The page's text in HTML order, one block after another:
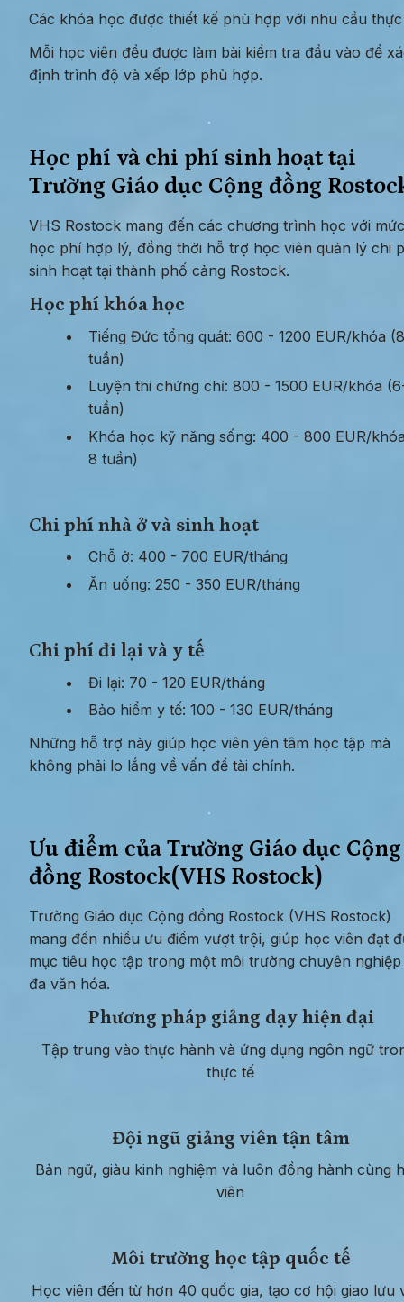
Các khóa học được thiết kế phù hợp với nhu cầu
Mỗi học viên đều được làm bài kiểm tra đầu vào để
định trình độ và xếp lớp phù hợp.
Học phí và chi phí sinh hoạt tại
Trường Giáo dục Cộng đồng
VHS Rostock mang đến các chương trình học với mức
học phí hợp lý, đồng thời hỗ trợ học viên quản lý chi
sinh hoạt tại thành phố cảng Rostock.
Học phí khóa học
Tiếng Đức tổng quát: 600 - 1200 EUR/khóa
tuần)
Luyện thi chứng chỉ: 800 - 1500 EUR/khóa
tuần)
Khóa học kỹ năng sống: 400 - 800 EUR/
8 tuần)
Chi phí nhà ở và sinh hoạt
Chỗ ở: 400 - 700 EUR/tháng
Ăn uống: 250 - 350 EUR/tháng
Chi phí đi lại và y tế
Đi lại: 70 - 120 EUR/tháng
Bảo hiểm y tế: 100 - 130 EUR/tháng
Những hỗ trợ này giúp học viên yên tâm học tập mà
không phải lo lắng về vấn đề tài chính.
Ưu điểm của Trường Giáo dục Cộng
đồng Rostock(VHS Rostock)
Trường Giáo dục Cộng đồng Rostock (VHS Rostock)
mang đến nhiều ưu điểm vượt trội, giúp học viên đạt
mục tiêu học tập trong một môi trường chuyên
đa văn hóa.
Phương pháp giảng dạy hiện đại
Tập trung vào thực hành và ứng dụng ngôn ngữ
thực tế
Đội ngũ giảng viên tận tâm
Bản ngữ, giàu kinh nghiệm và luôn đồng hành cùng
viên
Môi trường học tập quốc tế
Học viên đến từ hơn 40 quốc gia, tạo cơ hội giao lưu